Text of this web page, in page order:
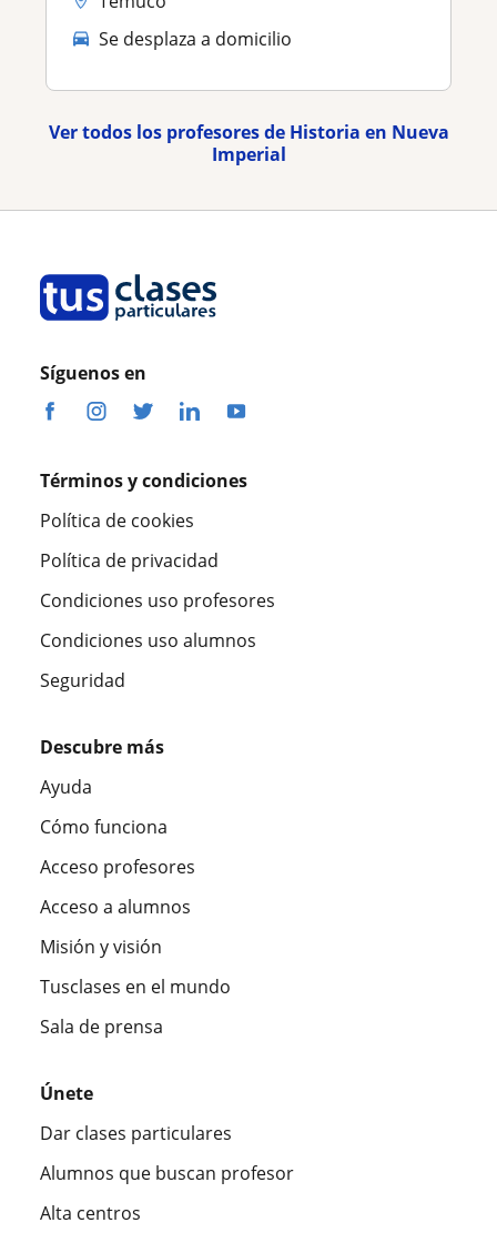
Se desplaza a domicilio
Ver todos los profesores de Historia en Nueva
Imperial
Síguenos en
Términos y condiciones
Política de cookies
Política de privacidad
Condiciones uso profesores
Condiciones uso alumnos
Seguridad
Descubre más
Ayuda
Cómo funciona
Acceso profesores
Acceso a alumnos
Misión y visión
Tusclases en el mundo
Sala de prensa
Únete
Dar clases particulares
Alumnos que buscan profesor
Alta centros